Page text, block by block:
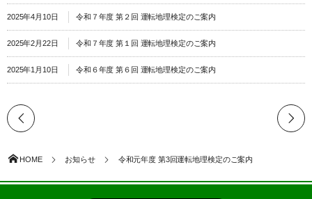
2025年4月10日 令和７年度 第２回 運転地理検定のご案内
2025年2月22日 令和７年度 第１回 運転地理検定のご案内
2025年1月10日 令和６年度 第６回 運転地理検定のご案内
HOME お知らせ 令和元年度 第3回運転地理検定のご案内